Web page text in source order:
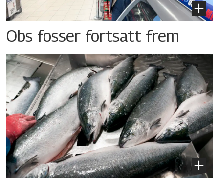
Obs fosser fortsatt frem